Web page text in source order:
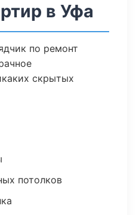
в Уфа
по ремонт
скрытых
потолков